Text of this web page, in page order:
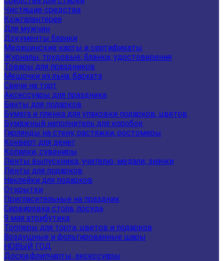
Чистящие средства
Кожгалантерея
Для мужчин
Документы бланки
Медицинские карты и сертификаты
Журналы, трудовые, бланки, удостоверения
Товары для праздников
Мешочки из льна, бархата
Свечи на торт
Аксессуары для праздника
Банты для подарков
Бумага и пленка для упаковки подарков, цветов
Бумажный наполнитель для коробок
Гирлянды на стену, растяжки, ростомеры
Конверт для денег
Копилки, сувениры
Ленты выпускника, учителю, медали, значки
Ленты для подарков
Наклейки для подарков
Открытки
Пригласительные на праздник
Сервировка стола, посуда
9 мая атрибутика
Топперы для торта, цветов и подарков
Воздушные и фольгированные шары
НОВЫЙ ГОД
Доски,флипчарты, аксессуары